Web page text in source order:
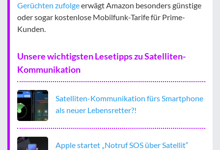
Gerüchten zufolgeerwägt Amazon besonders günstige
oder sogar kostenlose Mobilfunk-Tarife für Prime-
Kunden.
Unsere wichtigsten Lesetipps zu Satelliten-
Kommunikation
Satelliten-Kommunikation fürs Smartphone
als neuer Lebensretter?!
Apple startet „Notruf SOS über Satellit“